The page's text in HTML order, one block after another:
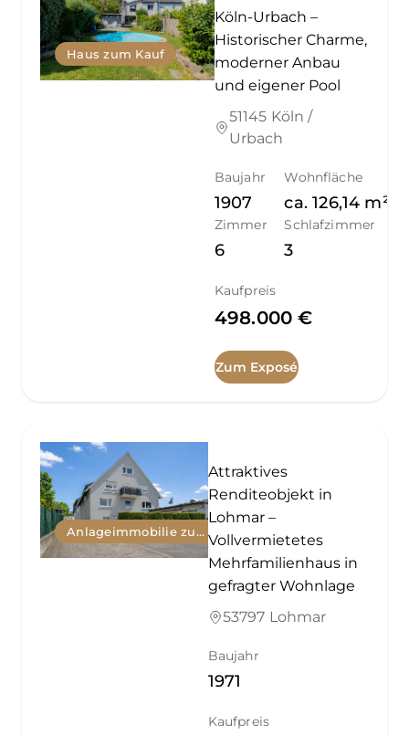
Haus zum Kauf
Köln-Urbach –
Historischer Charme,
moderner Anbau
und eigener Pool
51145 Köln /
Urbach
Baujahr
1907
Wohnfläche
ca. 126,14 m²
Zimmer
6
Schlafzimmer
3
Kaufpreis
498.000 €
Zum Exposé
Anlageimmobilie zum Kauf
Attraktives
Renditeobjekt in
Lohmar –
Vollvermietetes
Mehrfamilienhaus in
gefragter Wohnlage
53797 Lohmar
Baujahr
1971
Kaufpreis